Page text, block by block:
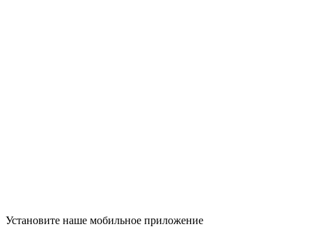
Установите наше мобильное приложение